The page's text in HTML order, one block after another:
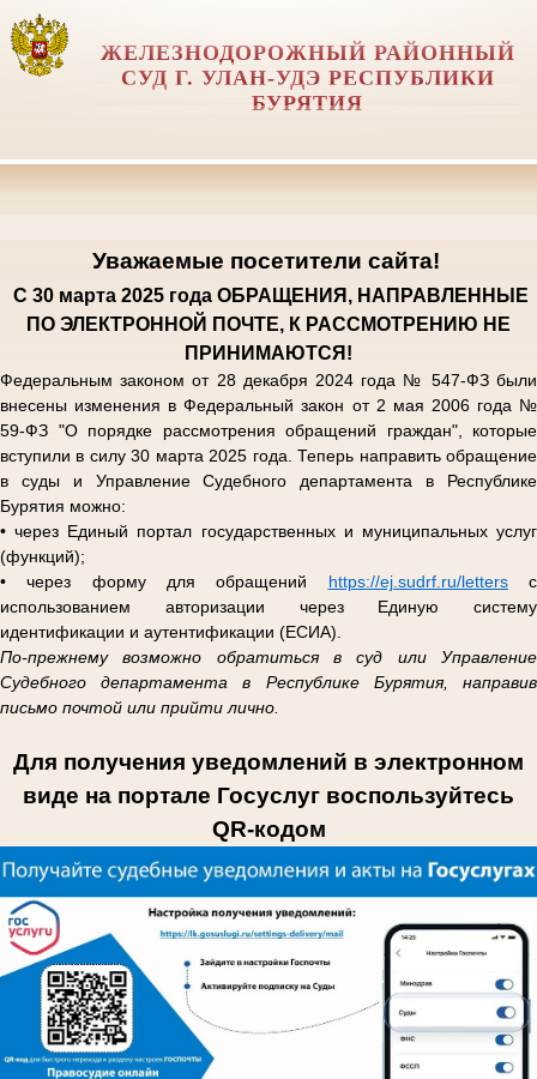
ЖЕЛЕЗНОДОРОЖНЫЙ РАЙОННЫЙ
СУД Г. УЛАН-УДЭ РЕСПУБЛИКИ
БУРЯТИЯ
Уважаемые посетители сайта!
С 30 марта 2025 года ОБРАЩЕНИЯ, НАПРАВЛЕННЫЕ
ПО ЭЛЕКТРОННОЙ ПОЧТЕ, К РАССМОТРЕНИЮ НЕ
ПРИНИМАЮТСЯ!
Федеральным законом от 28 декабря 2024 года № 547-ФЗ были
внесены изменения в Федеральный закон от 2 мая 2006 года №
59-ФЗ "О порядке рассмотрения обращений граждан", которые
вступили в силу 30 марта 2025 года. Теперь направить обращение
в суды и Управление Судебного департамента в Республике
Бурятия можно:
• через Единый портал государственных и муниципальных услуг
(функций);
• через форму для обращений https://ej.sudrf.ru/lettersс
использованием авторизации через Единую систему
идентификации и аутентификации (ЕСИА).
По-прежнему возможно обратиться в суд или Управление
Судебного департамента в Республике Бурятия, направив
письмо почтой или прийти лично.
Для получения уведомлений в электронном
виде на портале Госуслуг воспользуйтесь
QR-кодом